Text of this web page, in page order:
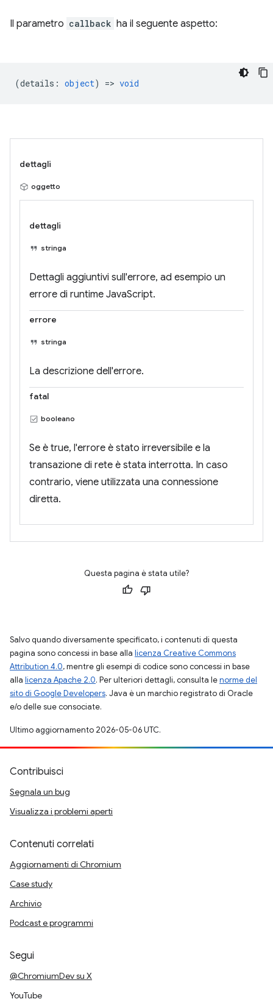
Il parametro callback ha il seguente aspetto:
(details : object) => void
dettagli
oggetto
dettagli
stringa
Dettagli aggiuntivi sull'errore, ad esempio un
errore di runtime JavaScript.
errore
stringa
La descrizione dell'errore.
fatal
booleano
Se è true, l'errore è stato irreversibile e la
transazione di rete è stata interrotta. In caso
contrario, viene utilizzata una connessione
diretta.
Questa pagina è stata utile?
Salvo quando diversamente specificato, i contenuti di questa
pagina sono concessi in base alla licenza Creative Commons
Attribution 4.0, mentre gli esempi di codice sono concessi in base
alla licenza Apache 2.0. Per ulteriori dettagli, consulta lenorme del
sito di Google Developers. Java è un marchio registrato di Oracle
e/o delle sue consociate.
Ultimo aggiornamento 2026-05-06 UTC.
Contribuisci
Segnala un bug
Visualizza i problemi aperti
Contenuti correlati
Aggiornamenti di Chromium
Case study
Archivio
Podcast e programmi
Segui
@ChromiumDev su X
YouTube